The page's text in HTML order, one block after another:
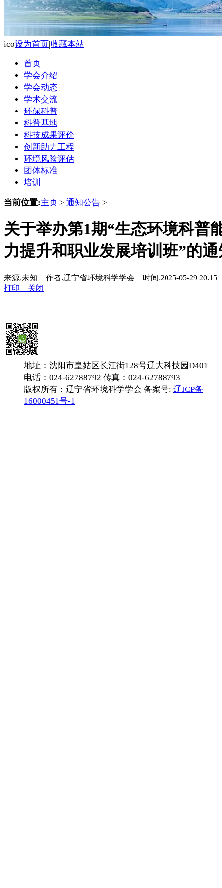
ico设为首页|收藏本站
首页
学会介绍
学会动态
学术交流
环保科普
科普基地
科技成果评价
创新助力工程
环境风险评估
团体标准
培训
当前位置:主页 > 通知公告 >
关于举办第1期“生态环境科普
力提升和职业发展培训班”的通
来源:未知 作者:辽宁省环境科学学会 时间:2025-05-29
打印 关闭
地址：沈阳市皇姑区长江街128号辽大科技园D401
电话：024-62788792 传真：024-62788793
版权所有：辽宁省环境科学学会 备案号: 辽ICP备
16000451号-1